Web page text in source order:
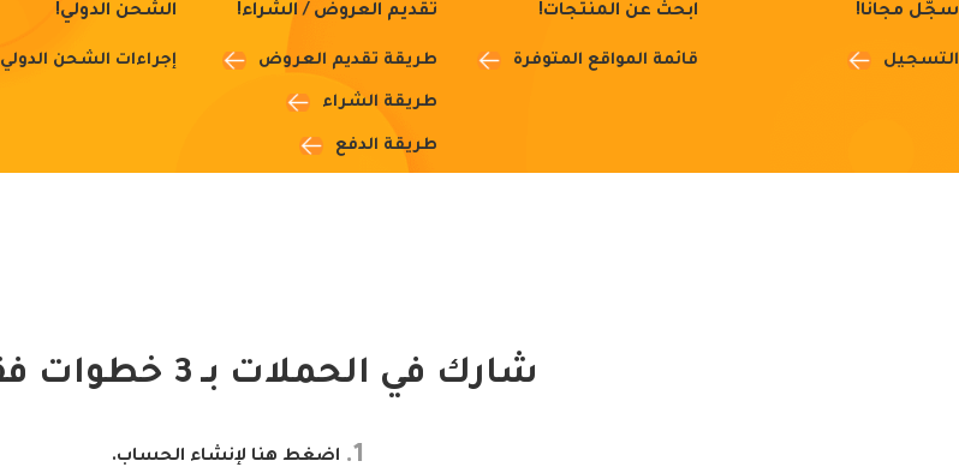
سجّل مجانًا!
التسجيل
ابحث عن المنتجات!
قائمة المواقع المتوفرة
تقديم العروض / الشراء!
طريقة تقديم العروض
طريقة الشراء
طريقة الدفع
الشحن الدولي!
إجراءات الشحن الدولي
شارك في الحملات بـ 3 خطوات فقط!
1. اضغط هنا لإنشاء الحساب.